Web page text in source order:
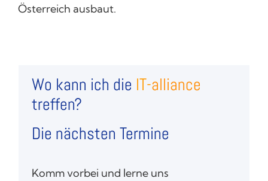
Österreich ausbaut.
Wo kann ich die IT-alliance
treffen?
Die nächsten Termine
Komm vorbei und lerne uns